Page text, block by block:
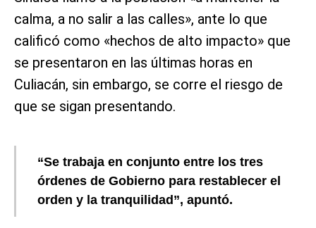
calma, a no salir a las calles», ante lo que
calificó como «hechos de alto impacto» que
se presentaron en las últimas horas en
Culiacán, sin embargo, se corre el riesgo de
que se sigan presentando.
“Se trabaja en conjunto entre los tres
órdenes de Gobierno para restablecer el
orden y la tranquilidad”, apuntó.